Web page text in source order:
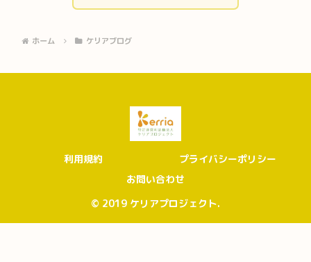
ホーム ケリアブログ
利用規約
プライバシーポリシー
お問い合わせ
© 2019 ケリアプロジェクト.